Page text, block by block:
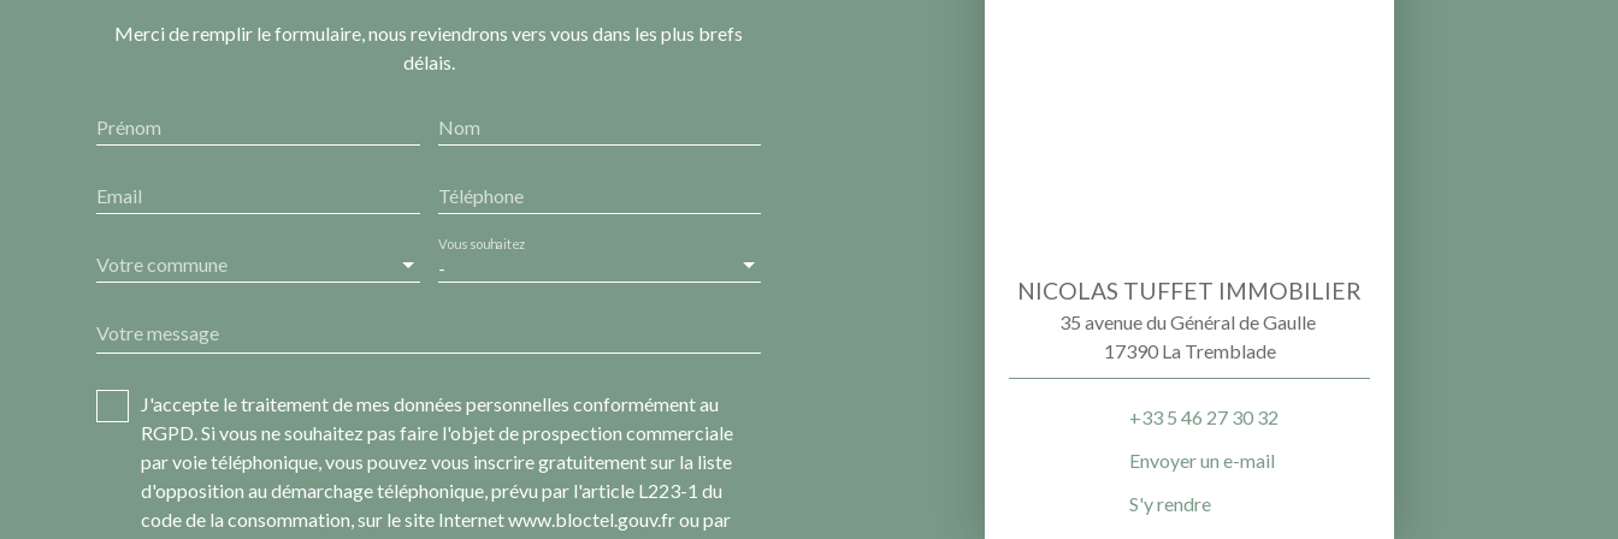
Merci de remplir le formulaire, nous reviendrons vers vous dans les plus brefs
délais.
Prénom Nom
Email Téléphone
Votre commune -
Vous souhaitez
Votre message
J'accepte le traitement de mes données personnelles conformément au
RGPD. Si vous ne souhaitez pas faire l'objet de prospection commerciale
par voie téléphonique, vous pouvez vous inscrire gratuitement sur la liste
d'opposition au démarchage téléphonique, prévu par l'article L223-1 du
code de la consommation, sur le site Internet www.bloctel.gouv.fr ou par
NICOLAS TUFFET IMMOBILIER
35 avenue du Général de Gaulle
17390 La Tremblade
+33 5 46 27 30 32
Envoyer un e-mail
S'y rendre